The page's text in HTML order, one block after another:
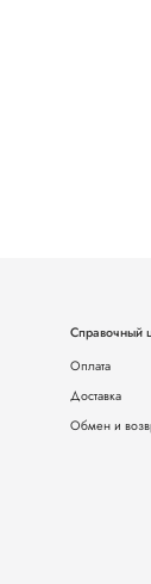
Справочный
Оплата
Доставка
Обмен и